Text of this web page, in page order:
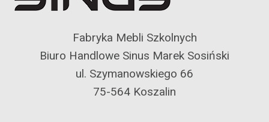
Fabryka Mebli Szkolnych
Biuro Handlowe Sinus Marek Sosiński
ul. Szymanowskiego 66
75-564 Koszalin